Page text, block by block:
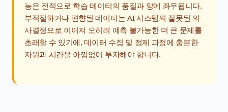
능은 전적으로 학습 데이터의 품질과 양에 좌우됩니다.
부적절하거나 편향된 데이터는 AI 시스템의 잘못된 의
사결정으로 이어져 오히려 예측 불가능한 더 큰 문제를
초래할 수 있기에, 데이터 수집 및 정제 과정에 충분한
자원과 시간을 아낌없이 투자해야 합니다.